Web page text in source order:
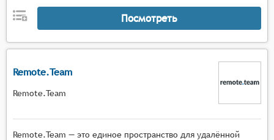
Посмотреть
Remote.Team
Remote.Team
Remote.Team — это единое пространство для удалённой